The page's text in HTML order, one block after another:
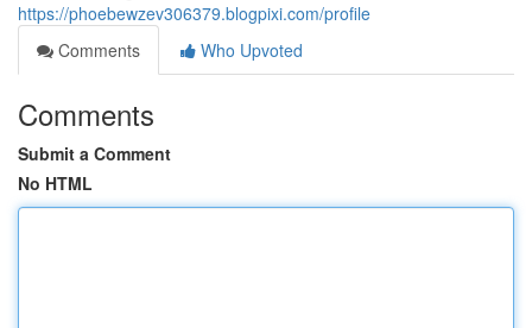
https://phoebewzev306379.blogpixi.com/profile
Comments
Who Upvoted
Comments
Submit a Comment
No HTML